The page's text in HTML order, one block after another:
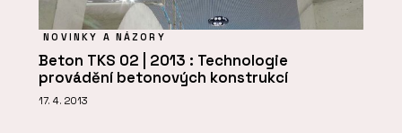
NOVINKY A NÁZORY
Beton TKS 02 | 2013 : Technologie
provádění betonových konstrukcí
17. 4. 2013